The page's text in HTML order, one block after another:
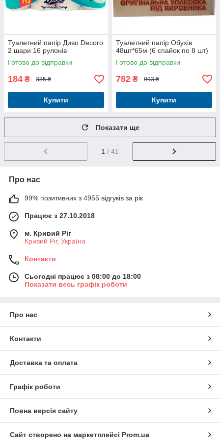
Туалетний папір Диво Decoro
2 шари 16 рулонів
Готово до відправки
184 ₴ 335 ₴
Купити
Туалетний папір Обухів
48шт*65м (6 спайок по 8 шт)
Готово до відправки
782 ₴ 993 ₴
Купити
Показати ще
1 / 41
Про нас
99% позитивних з 4955 відгуків за рік
Працює з 27.10.2018
м. Кривий Ріг
Кривий Ріг, Україна
Контакти
Сьогодні працює з 08:00 до 18:00
Показати весь графік роботи
Про нас
Контакти
Доставка та оплата
Графік роботи
Повна версія сайту
Сайт створено на маркетплейсі Prom.ua